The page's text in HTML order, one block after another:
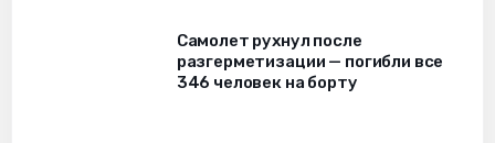
Самолет рухнул после
разгерметизации — погибли все
346 человек на борту